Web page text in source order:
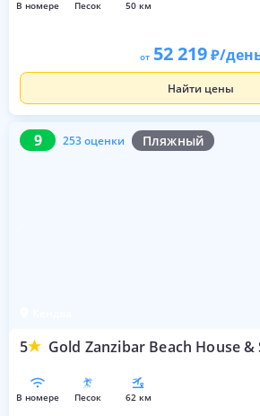
в номере песок 50 км
от 52 219 /
Найти цены
9 253 оценки Пляжный
5 Gold Zanzibar Beach House &
9 253 оценки
в номере песок 62 км